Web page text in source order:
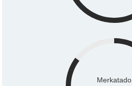
Merkatado